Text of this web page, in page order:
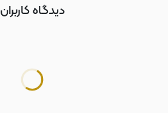
دیدگاه کاربران